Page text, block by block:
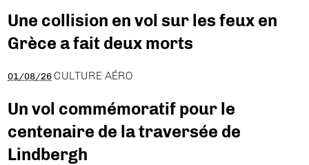
Une collision en vol sur les feux en
Grèce a fait deux morts
01/08/26 CULTURE AÉRO
Un vol commémoratif pour le
centenaire de la traversée de
Lindbergh